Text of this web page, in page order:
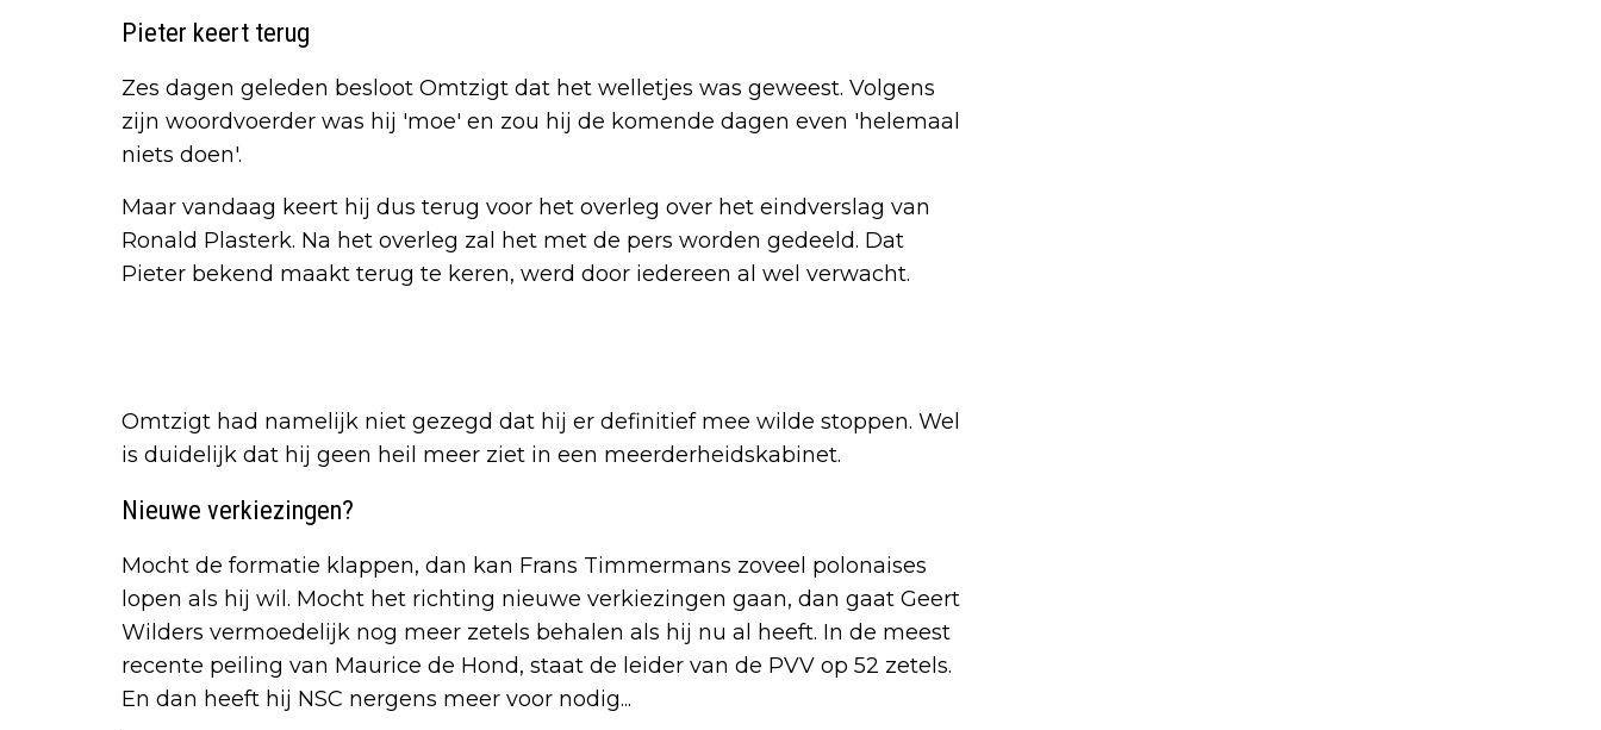
Pieter keert terug
Zes dagen geleden besloot Omtzigt dat het welletjes was geweest. Volgens
zijn woordvoerder was hij 'moe' en zou hij de komende dagen even 'helemaal
niets doen'.
Maar vandaag keert hij dus terug voor het overleg over het eindverslag van
Ronald Plasterk. Na het overleg zal het met de pers worden gedeeld. Dat
Pieter bekend maakt terug te keren, werd door iedereen al wel verwacht.
Omtzigt had namelijk niet gezegd dat hij er definitief mee wilde stoppen. Wel
is duidelijk dat hij geen heil meer ziet in een meerderheidskabinet.
Nieuwe verkiezingen?
Mocht de formatie klappen, dan kan Frans Timmermans zoveel polonaises
lopen als hij wil. Mocht het richting nieuwe verkiezingen gaan, dan gaat Geert
Wilders vermoedelijk nog meer zetels behalen als hij nu al heeft. In de meest
recente peiling van Maurice de Hond, staat de leider van de PVV op 52 zetels.
En dan heeft hij NSC nergens meer voor nodig...